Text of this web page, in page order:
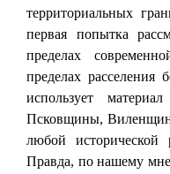
территориальных
первая попытка
пределах
пределах расселения
использует
Псковщины,
любой исторической
Правда, по нашему